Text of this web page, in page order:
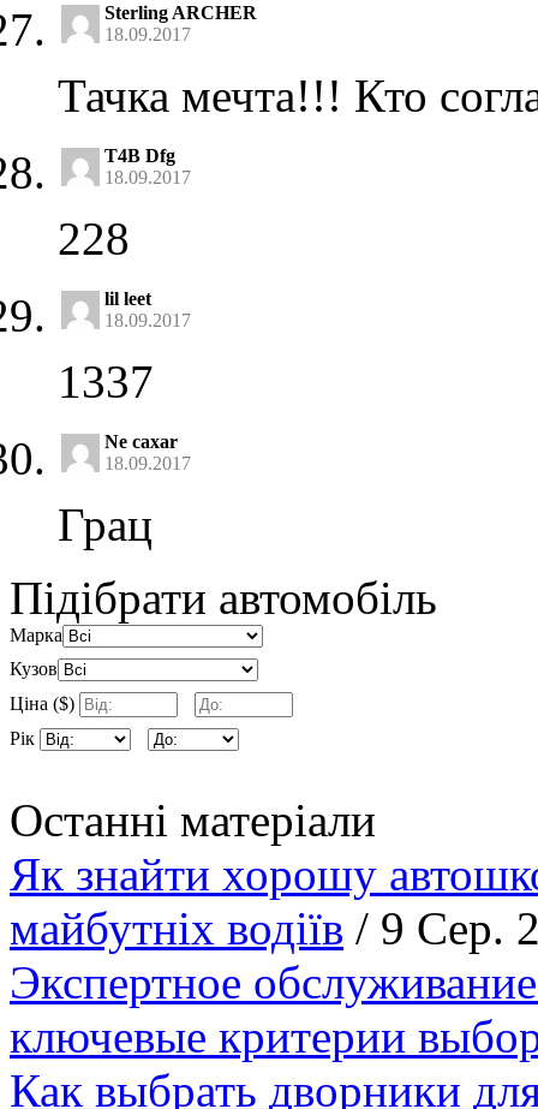
Sterling ARCHER
18.09.2017
Тачка мечта!!! Кто
T4B Dfg
18.09.2017
228
lil leet
18.09.2017
1337
Ne caxar
18.09.2017
Грац
Підібрати автомобіль
Марка
Кузов
Ціна ($)
Рік
Останні матеріали
Як знайти хорошу
майбутніх водіїв / 9 Сер.
Экспертное
ключевые критерии
Как выбрать дворники